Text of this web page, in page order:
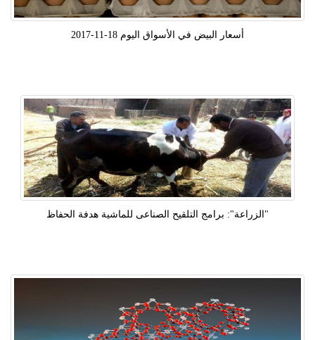
أسعار البيض في الأسواق اليوم 18-11-2017
"الزراعة": برامج التلقيح الصناعى للماشية هدفة الحفاظ